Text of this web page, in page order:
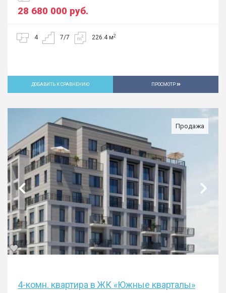
28 680 000 руб.
4 7/7 226.4 м2
ДОБАВИТЬ К СРАВНЕНИЮ ПРОСМОТР
Продажа
4-комн. квартира в ЖК «Южные кварталы»